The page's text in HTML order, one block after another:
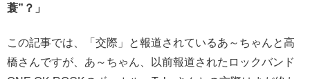
蓑”？」
この記事では、「交際」と報道されているあ～ちゃんと高
橋さんですが、あ～ちゃん、以前報道されたロックバンド